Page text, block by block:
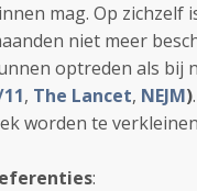
mag. Op zichzelf
niet meer
optreden als bij
, The Lancet, NEJM)
worden te
: